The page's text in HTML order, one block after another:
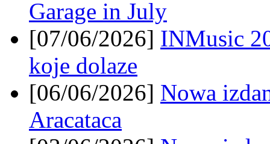
Garage in July
[07/06/2026] INMusic
koje dolaze
[06/06/2026] Nowa
Aracataca